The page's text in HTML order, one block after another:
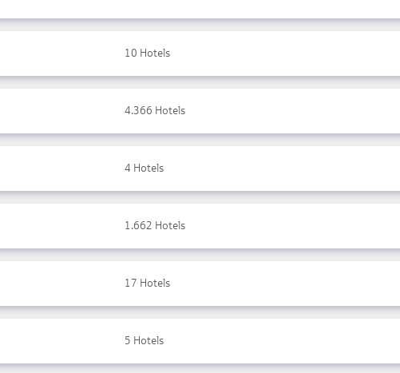
10 Hotels
4.366 Hotels
4 Hotels
1.662 Hotels
17 Hotels
5 Hotels